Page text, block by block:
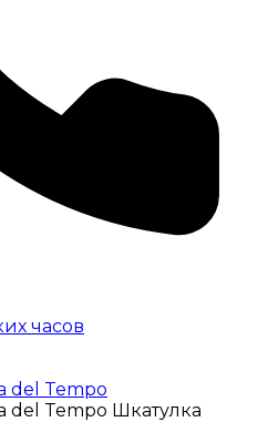
часов
del Tempo
del Tempo Шкатулка